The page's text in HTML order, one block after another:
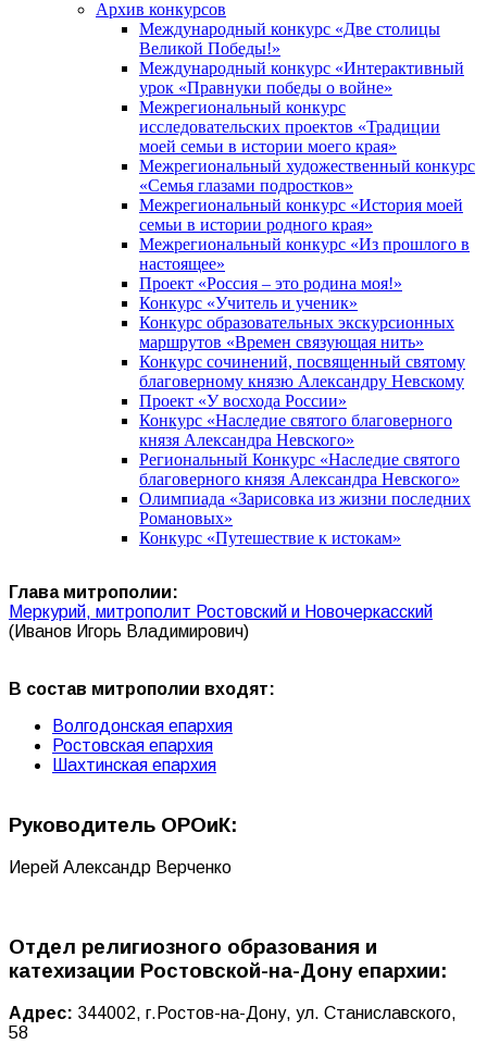
Архив конкурсов
Международный конкурс «Две столицы
Великой Победы!»
Международный конкурс «Интерактивный
урок «Правнуки победы о войне»
Межрегиональный конкурс
исследовательских проектов «Традиции
моей семьи в истории моего края»
Межрегиональный художественный конкурс
«Семья глазами подростков»
Межрегиональный конкурс «История моей
семьи в истории родного края»
Межрегиональный конкурс «Из прошлого в
настоящее»
Проект «Россия – это родина моя!»
Конкурс «Учитель и ученик»
Конкурс образовательных экскурсионных
маршрутов «Времен связующая нить»
Конкурс сочинений, посвященный святому
благоверному князю Александру Невскому
Проект «У восхода России»
Конкурс «Наследие святого благоверного
князя Александра Невского»
Региональный Конкурс «Наследие святого
благоверного князя Александра Невского»
Олимпиада «Зарисовка из жизни последних
Романовых»
Конкурс «Путешествие к истокам»
Глава митрополии:
Меркурий, митрополит Ростовский и Новочеркасский
(Иванов Игорь Владимирович)
В состав митрополии входят:
Волгодонская епархия
Ростовская епархия
Шахтинская епархия
Руководитель ОРОиК:
Иерей Александр Верченко
Отдел религиозного образования и
катехизации Ростовской-на-Дону епархии:
Адрес: 344002, г.Ростов-на-Дону, ул. Станиславского,
58